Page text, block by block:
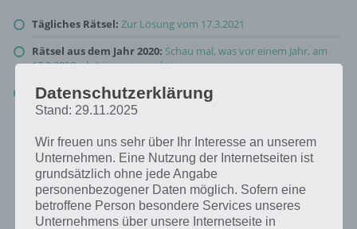
Tägliches Rätsel: Zur Lösung vom 17.3.2021
Rätsel aus dem Jahr 2020: Schau mal, was vor einem Jahr, am
17.3.2020, als Lösung gesucht war
Zur Übersicht :4 Bilder 1 Wort Lösungen zu Ruf der Natur im
März 2021!
Datenschutzerklärung
Stand: 29.11.2025
Wir freuen uns sehr über Ihr Interesse an unserem
Unternehmen. Eine Nutzung der Internetseiten ist
grundsätzlich ohne jede Angabe
personenbezogener Daten möglich. Sofern eine
betroffene Person besondere Services unseres
Unternehmens über unsere Internetseite in